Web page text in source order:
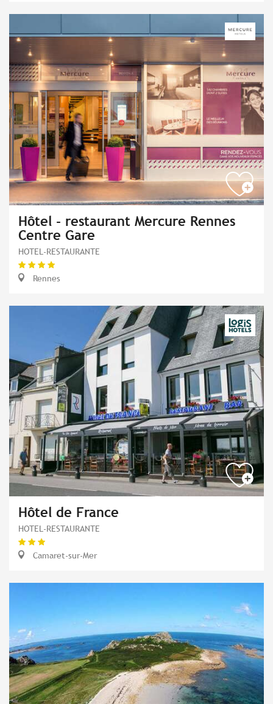
Hôtel - restaurant Mercure Rennes
Centre Gare
HOTEL-RESTAURANTE
Rennes
Hôtel de France
HOTEL-RESTAURANTE
Camaret-sur-Mer